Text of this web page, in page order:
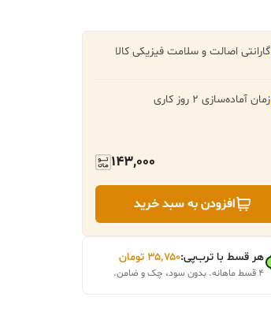
گارانتی اصالت و سلامت فیزیکی کالا
زمان آماده‌سازی 2 روز کاری
143,000
افزودن به سبد خرید
هر قسط با ترب‌پی:۳۵٬۷۵۰ تومان
۴ قسط ماهانه. بدون سود، چک و ضامن.